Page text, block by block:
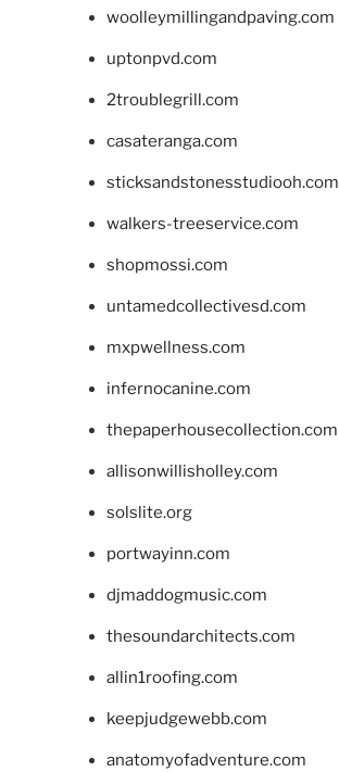
woolleymillingandpaving.com
uptonpvd.com
2troublegrill.com
casateranga.com
sticksandstonesstudiooh.com
walkers-treeservice.com
shopmossi.com
untamedcollectivesd.com
mxpwellness.com
infernocanine.com
thepaperhousecollection.com
allisonwillisholley.com
solslite.org
portwayinn.com
djmaddogmusic.com
thesoundarchitects.com
allin1roofing.com
keepjudgewebb.com
anatomyofadventure.com